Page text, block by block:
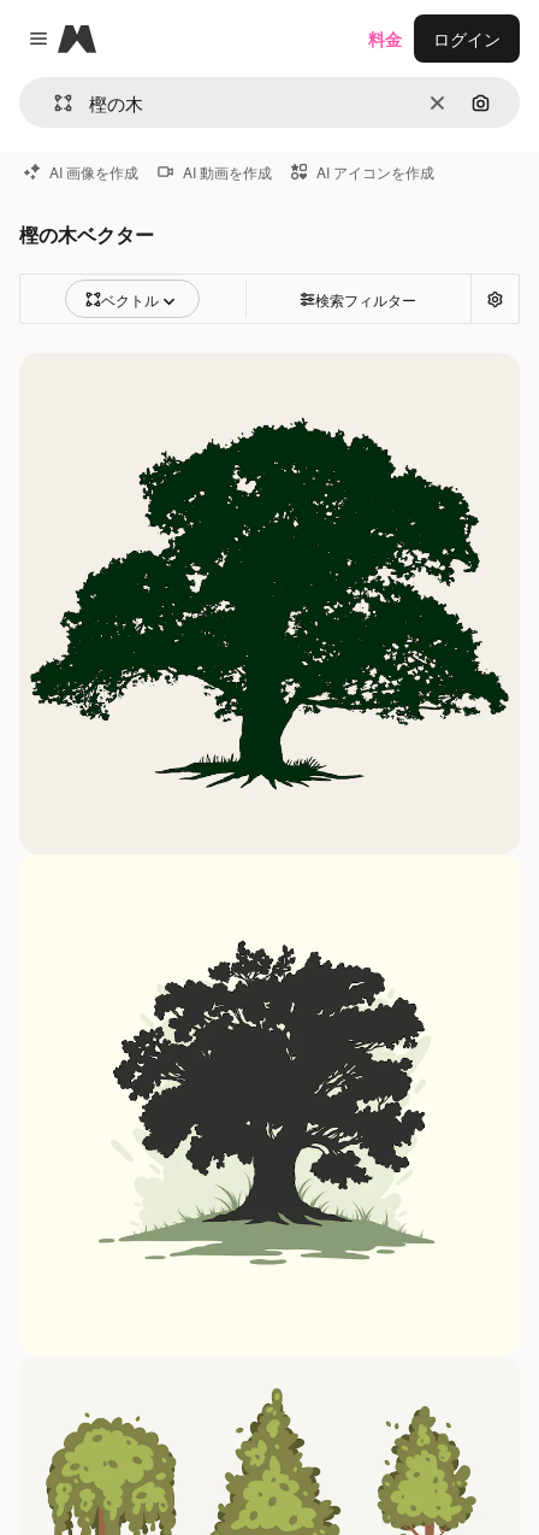
Close menu
Magnific
消去 画像で
料金 ログイン
AI 画像を作成 AI 動画を作成 AI アイコンを作成
樫の木ベクター
ベクトル 検索フィルター